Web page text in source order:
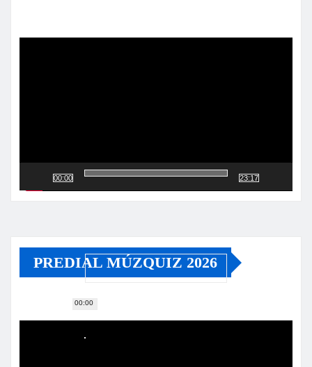
00:00
00:00
23:17
PREDIAL MÚZQUIZ 2026
Reproductor